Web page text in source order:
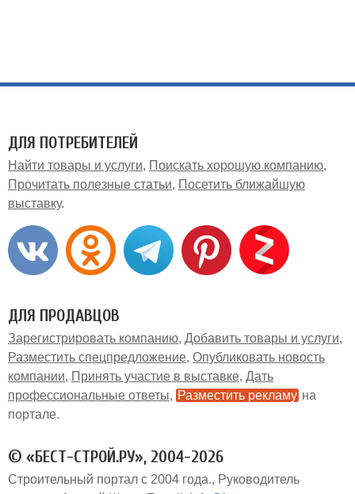
ДЛЯ ПОТРЕБИТЕЛЕЙ
Найти товары и услуги
Поискать хорошую компанию
Прочитать полезные статьи
Посетить ближайшую
выставку
ДЛЯ ПРОДАВЦОВ
Зарегистрировать компанию Добавить товары и услуги
Разместить спецпредложение Опубликовать новость
компании
Принять участие в выставке Дать
профессиональные ответы
Разместить рекламу на
портале
© «БЕСТ-СТРОЙ.РУ», 2004-2026
Строительный портал с 2004 года.
Руководитель